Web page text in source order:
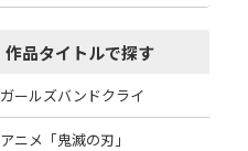
作品タイトルで探す
ガールズバンドクライ
アニメ「鬼滅の刃」